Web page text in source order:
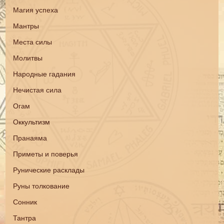
Магия успеха
Мантры
Места силы
Молитвы
Народные гадания
Нечистая сила
Огам
Оккультизм
Пранаяма
Приметы и поверья
Рунические расклады
Руны толкование
Сонник
Тантра